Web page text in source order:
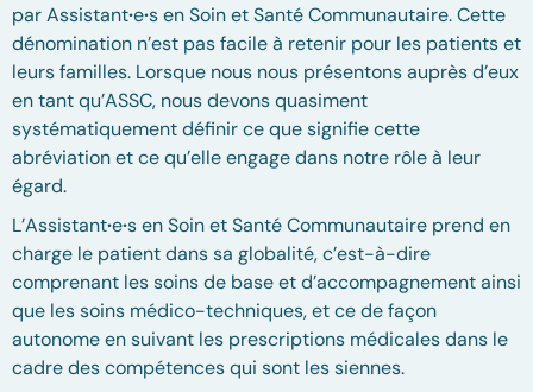
par Assistant·e·s en Soin et Santé Communautaire. Cette
dénomination n’est pas facile à retenir pour les patients et
leurs familles. Lorsque nous nous présentons auprès d’eux
en tant qu’ASSC, nous devons quasiment
systématiquement définir ce que signifie cette
abréviation et ce qu’elle engage dans notre rôle à leur
égard.
L’Assistant·e·s en Soin et Santé Communautaire prend en
charge le patient dans sa globalité, c’est-à-dire
comprenant les soins de base et d’accompagnement ainsi
que les soins médico-techniques, et ce de façon
autonome en suivant les prescriptions médicales dans le
cadre des compétences qui sont les siennes.